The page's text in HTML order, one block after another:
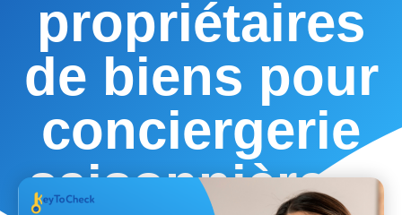
propriétaires
de biens pour
conciergerie
saisonnière ?